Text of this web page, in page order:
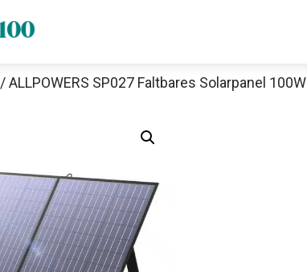
/ ALLPOWERS SP027 Faltbares Solarpanel 100W